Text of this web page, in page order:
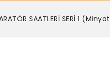
SAATLERİ SERİ 1